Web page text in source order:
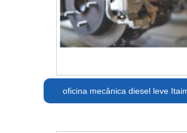
oficina mecânica diesel leve